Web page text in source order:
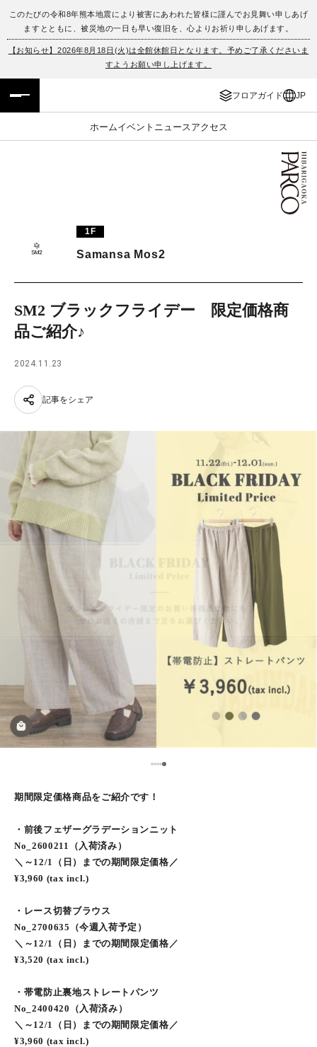
このたびの令和8年熊本地震により被害にあわれた皆様に謹んでお見舞い申しあげ
ますとともに、被災地の一日も早い復旧を、心よりお祈り申しあげます。
【お知らせ】2026年8月18日(火)は全館休館日となります。予めご了承くださいま
すようお願い申し上げます。
フロアガイド JP
ホームイベント ニュース アクセス
フロアガイド
イベント・ポップアップ
ニュース
PARCOメンバーズ
ENGLISH
簡体字
한국어
1F
Samansa Mos2
SM2 ブラックフライデー 限定価格商
品ご紹介♪
2024.11.23
記事をシェア
1234
期間限定価格商品をご紹介です！
・前後フェザーグラデーションニット
No_2600211（入荷済み）
＼～12/1（日）までの期間限定価格／
¥3,960 (tax incl.)
・レース切替ブラウス
No_2700635（今週入荷予定）
＼～12/1（日）までの期間限定価格／
¥3,520 (tax incl.)
・帯電防止裏地ストレートパンツ
No_2400420（入荷済み）
＼～12/1（日）までの期間限定価格／
¥3,960 (tax incl.)